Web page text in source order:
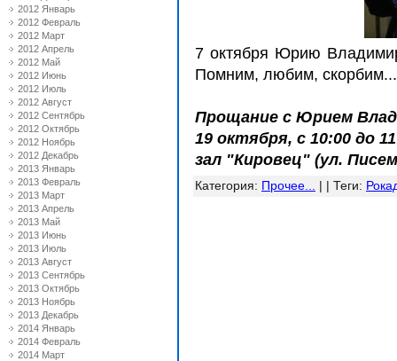
2012 Январь
2012 Февраль
2012 Март
2012 Апрель
2012 Май
2012 Июнь
2012 Июль
2012 Август
2012 Сентябрь
2012 Октябрь
2012 Ноябрь
2012 Декабрь
2013 Январь
2013 Февраль
2013 Март
2013 Апрель
2013 Май
2013 Июнь
2013 Июль
2013 Август
2013 Сентябрь
2013 Октябрь
2013 Ноябрь
2013 Декабрь
2014 Январь
2014 Февраль
2014 Март
7 октября Юрию
Помним, любим, скорбим...
Прощание с Юрием
19 октября, с 10:00 до
зал "Кировец" (ул.
Категория: Прочее... | | Теги: